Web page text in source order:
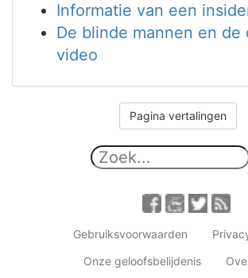
Informatie van een
De blinde mannen en de
video
Pagina vertalingen
Gebruiksvoorwaarden
Onze geloofsbelijdenis